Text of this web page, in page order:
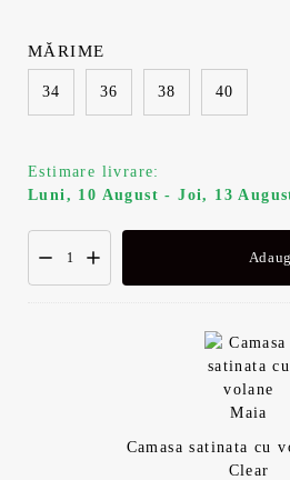
34 36 38 40
MĂRIME
Estimare livrare:
Luni, 10 August - Joi, 13
Camasa satinata cu
Clear